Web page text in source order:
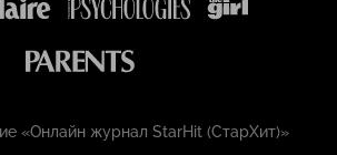
«Онлайн журнал StarHit (СтарХит)»